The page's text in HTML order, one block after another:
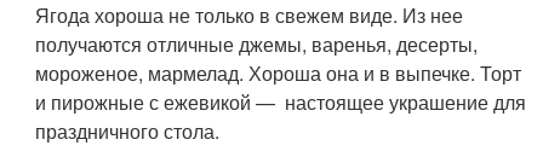
Ягода хороша не только в свежем виде. Из нее
получаются отличные джемы, варенья, десерты,
мороженое, мармелад. Хороша она и в выпечке. Торт
и пирожные с ежевикой — настоящее украшение для
праздничного стола.